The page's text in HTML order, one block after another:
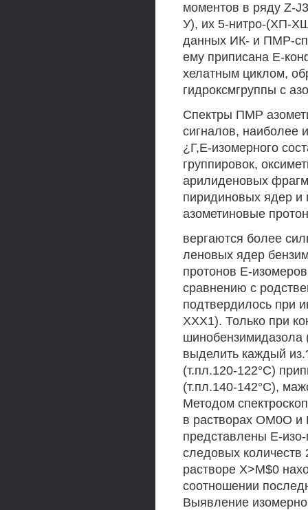
моментов в ряду Z-
У), их 5-нитро-(ХП-
данных ИК- и ПМР-
ему приписана Е-
хелатным циклом,
гидроксмгруппы с
Спектры ПМР
сигналов, наиболее
¿Г,Е-изомерного
группировок,
арилиденовых
пиридиновых ядер и
азометиновые
вергаются более
леновых ядер
протонов Е-
сравнению с
подтвердилось при
ХХХ1). Только при
выделить каждый
(т.пл.120-122°С)
(т.пл.140-142°С),
Методом
в растворах ОМ0О
представлены Е-
следовых
растворе Х>М$0
соотношении
Выявление